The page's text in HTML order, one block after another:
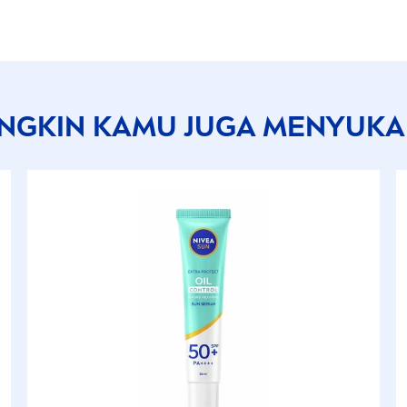
KAMU JUGA MEN